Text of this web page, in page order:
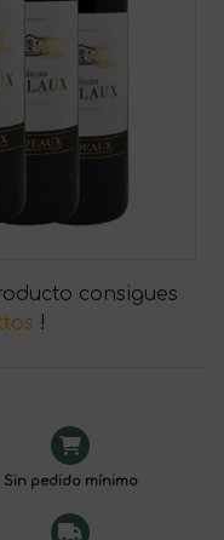
consigues
!
Sin pedido mínimo